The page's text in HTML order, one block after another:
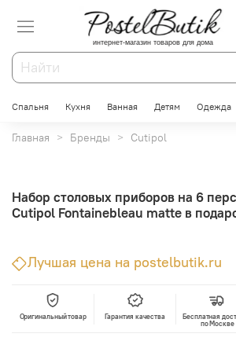
интернет-магазин товаров для дома
Спальня Кухня Ванная Детям Одежда
Главная Бренды Cutipol
Набор столовых приборов на 6
Cutipol Fontainebleau matte в
Лучшая цена на postelbutik.ru
Оригинальный товар Гарантия качества
Бесплатная
по Москве